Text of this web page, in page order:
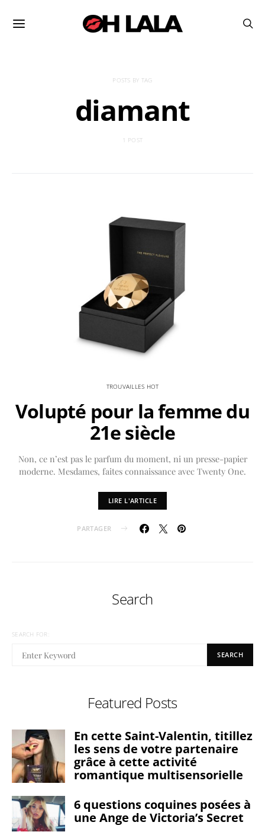
POSTS BY TAG
diamant
1 POST
TROUVAILLES HOT
Volupté pour la femme du
21e siècle
Non, ce n’est pas le parfum du moment, ni un presse-papier
moderne. Mesdames, faites connaissance avec Twenty One.
LIRE L'ARTICLE
PARTAGER
Search
SEARCH FOR:
SEARCH
Featured Posts
En cette Saint-Valentin, titillez
les sens de votre partenaire
grâce à cette activité
romantique multisensorielle
6 questions coquines posées à
une Ange de Victoria’s Secret